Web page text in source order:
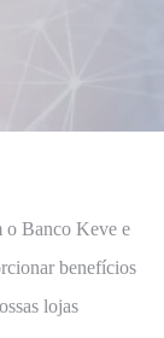
o Banco Keve e
benefícios
lojas